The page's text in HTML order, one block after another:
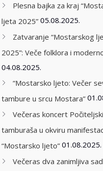
Plesna bajka za kraj
ljeta 2025” 05.08.2025.
Zatvaranje “Mostarskog
2025”: Veče folklora i
04.08.2025.
“Mostarsko ljeto: Večer
tambure u srcu Mostara”
Večeras koncert
tamburaša u okviru
“Mostarsko ljeto” 01.08.2025.
Večeras dva zanimljiva